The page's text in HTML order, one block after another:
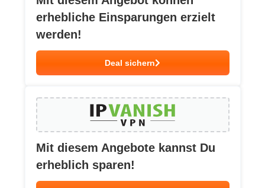
erhebliche Einsparungen erzielt
werden!
Deal sichern
Mit diesem Angebote kannst Du
erheblich sparen!